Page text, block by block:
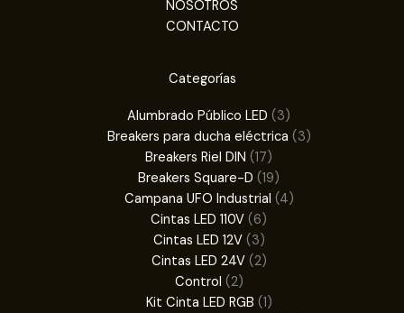
NOSOTROS
CONTACTO
Categorías
Alumbrado Público LED 33
productos
Breakers para ducha eléctrica 33
Breakers Riel DIN 1717
productos
Breakers Square-D 1919
productos
Campana UFO Industrial 44
Cintas LED 110V 66
productos
Cintas LED 12V 33
productos
Cintas LED 24V 22
Control 22
productos
Kit Cinta LED RGB 11